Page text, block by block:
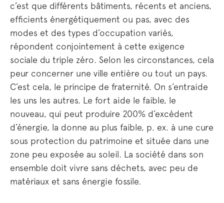
c’est que différents bâtiments, récents et anciens,
efficients énergétiquement ou pas, avec des
modes et des types d’occupation variés,
répondent conjointement à cette exigence
sociale du triple zéro. Selon les circonstances, cela
peur concerner une ville entière ou tout un pays.
C’est cela, le principe de fraternité. On s’entraide
les uns les autres. Le fort aide le faible, le
nouveau, qui peut produire 200% d’excédent
d’énergie, la donne au plus faible, p. ex. à une cure
sous protection du patrimoine et située dans une
zone peu exposée au soleil. La société dans son
ensemble doit vivre sans déchets, avec peu de
matériaux et sans énergie fossile.